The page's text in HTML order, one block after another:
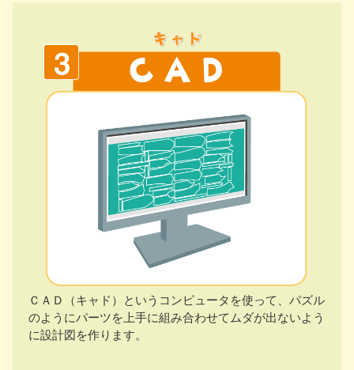
ＣＡＤ（キャド）というコンピュータを使って、パズル
のようにパーツを上手に組み合わせてムダが出ないよう
に設計図を作ります。